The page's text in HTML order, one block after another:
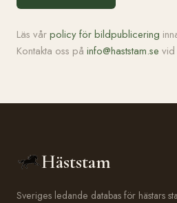
Läs vårpolicy för bildpublicering
Kontakta oss på info@haststam.se
Häststam
Sveriges ledande databas för hästars